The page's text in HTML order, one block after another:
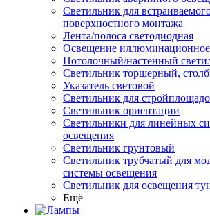
Светильник для
поверхностного монтажа
Лента/полоса светодиодная
Освещение иллюминационное
Потолочный/настенный
Светильник торшерный,
Указатель световой
Светильник для
Светильник ориентации
Светильники для линейных
освещения
Светильник грунтовый
Светильник трубчатый для
системы освещения
Светильник для освещения
Ещё